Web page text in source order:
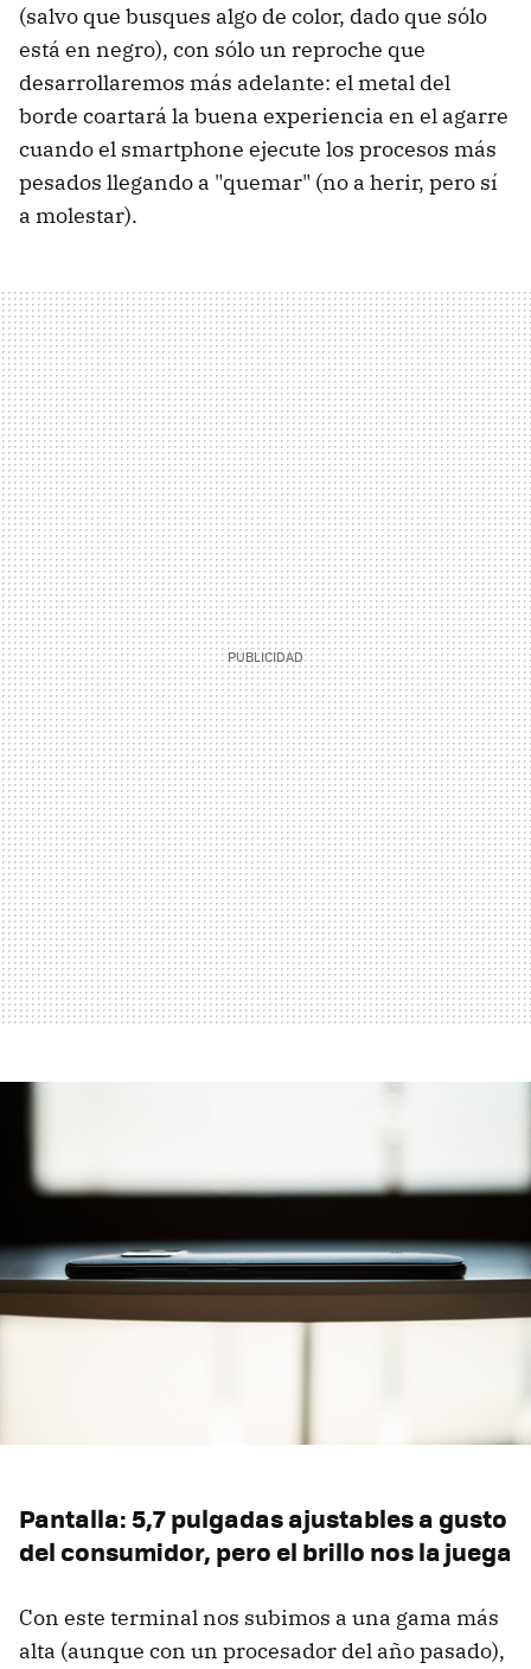
(salvo que busques algo de color, dado que sólo
está en negro), con sólo un reproche que
desarrollaremos más adelante: el metal del
borde coartará la buena experiencia en el agarre
cuando el smartphone ejecute los procesos más
pesados llegando a "quemar" (no a herir, pero sí
a molestar).
Pantalla: 5,7 pulgadas ajustables a gusto
del consumidor, pero el brillo nos la juega
Con este terminal nos subimos a una gama más
alta (aunque con un procesador del año pasado),